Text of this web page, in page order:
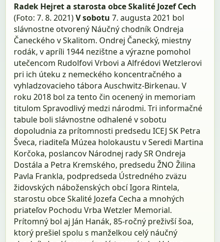
Radek Hejret a starosta obce Skalité Jozef Cech
(Foto: 7. 8. 2021)V sobotu7. augusta 2021 bol
slávnostne otvorený Náučný chodník Ondreja
Čaneckého v Skalitom. Ondrej Čanecký, miestny
rodák, v apríli 1944 nezištne a výrazne pomohol
utečencom Rudolfovi Vrbovi a Alfrédovi Wetzlerovi
pri ich úteku z nemeckého koncentračného a
vyhladzovacieho tábora Auschwitz-Birkenau. V
roku 2018 bol za tento čin ocenený in memoriam
titulom Spravodlivý medzi národmi. Tri informačné
tabule boli slávnostne odhalené v sobotu
dopoludnia za prítomnosti predsedu ICEJ SK Petra
Šveca, riaditeľa Múzea holokaustu v Seredi Martina
Korčoka, poslancov Národnej rady SR Ondreja
Dostála a Petra Kremského, predsedu ŽNO Žilina
Pavla Frankla, podpredseda Ústredného zväzu
židovských náboženských obcí Igora Rintela,
starostu obce Skalité Jozefa Cecha a mnohých
priateľov Pochodu Vrba Wetzler Memorial.
Prítomný bol aj Ján Hanák, 85-ročný preživší šoa,
ktorý prešiel spolu s manželkou celý náučný